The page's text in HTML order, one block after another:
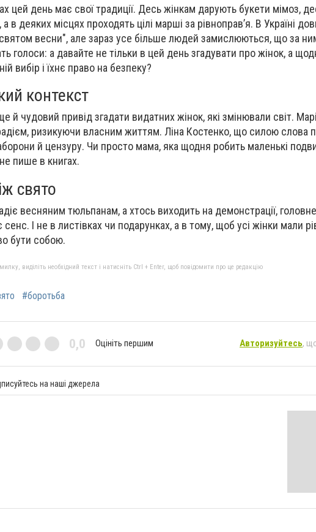
цей день має свої традиції. Десь жінкам дарують букети мімоз,
в деяких місцях проходять цілі марші за рівноправ’я. В Україні
весни", але зараз усе більше людей замислюються, що за ним
голоси: а давайте не тільки в цей день згадувати про жінок, а
вибір і їхнє право на безпеку?
контекст
й чудовий привід згадати видатних жінок, які змінювали світ.
ризикуючи власним життям. Ліна Костенко, що силою слова
й цензуру. Чи просто мама, яка щодня робить маленькі
пише в книгах.
свято
весняним тюльпанам, а хтось виходить на демонстрації,
І не в листівках чи подарунках, а в тому, щоб усі жінки мали
бути собою.
виділіть необхідний текст і натисніть Ctrl + Enter, щоб повідомити про це редакцію
#боротьба
0,0 Оцініть першим Авторизуйтесь,
на наші джерела